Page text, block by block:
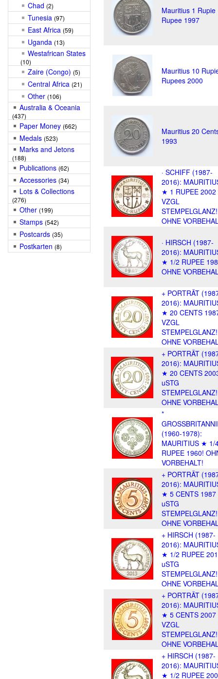
Chad (2)
Tunesia (97)
East Africa (59)
Uganda (13)
Westafrican States
(10)
Zaire (Congo) (5)
Central Africa (21)
Other (106)
Australia & Oceania
(437)
Paper Money (662)
Medals (523)
Marks and Jetons
(188)
Publications (62)
Accessories (34)
Lots & Collections
(276)
Other (199)
Stamps (542)
Postcards (35)
Postkarten (8)
Mauritius 1 Rupie
Rupee 1997
Mauritius 10
Rupees 2000
Mauritius 20
1993
· SCHIFF (1987-
2016):
★ 1 RUPEE 2002
VZGL
STEMPELGLANZ!
OHNE
· HIRSCH (1987-
2016):
★ 1/2 RUPEE
OHNE
+ PORTRÄT
2016):
★ 20 CENTS
VZGL
STEMPELGLANZ!
OHNE
+ PORTRÄT
2016):
★ 20 CENTS
uSTG
STEMPELGLANZ!
OHNE
*
(1960-1978):
MAURITIUS ★ 1/
RUPEE 1960!
VORBEHALT!
+ PORTRÄT
2016):
★ 5 CENTS 1987
uSTG
STEMPELGLANZ!
OHNE
+ HIRSCH (1987-
2016):
★ 1/2 RUPEE
uSTG
STEMPELGLANZ!
OHNE
+ PORTRÄT
2016):
★ 5 CENTS 2007
VZGL
STEMPELGLANZ!
OHNE
+ HIRSCH (1987-
2016):
★ 1/2 RUPEE